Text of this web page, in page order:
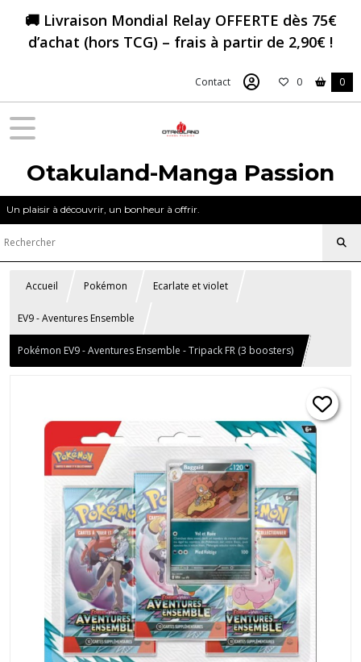
🚚 Livraison Mondial Relay OFFERTE dès 75€
d’achat (hors TCG) – frais à partir de 2,90€ !
Contact 0 0
Otakuland-Manga Passion
Un plaisir à découvrir, un bonheur à offrir.
Accueil Pokémon Ecarlate et violet
EV9 - Aventures Ensemble
Pokémon EV9 - Aventures Ensemble - Tripack FR (3 boosters)